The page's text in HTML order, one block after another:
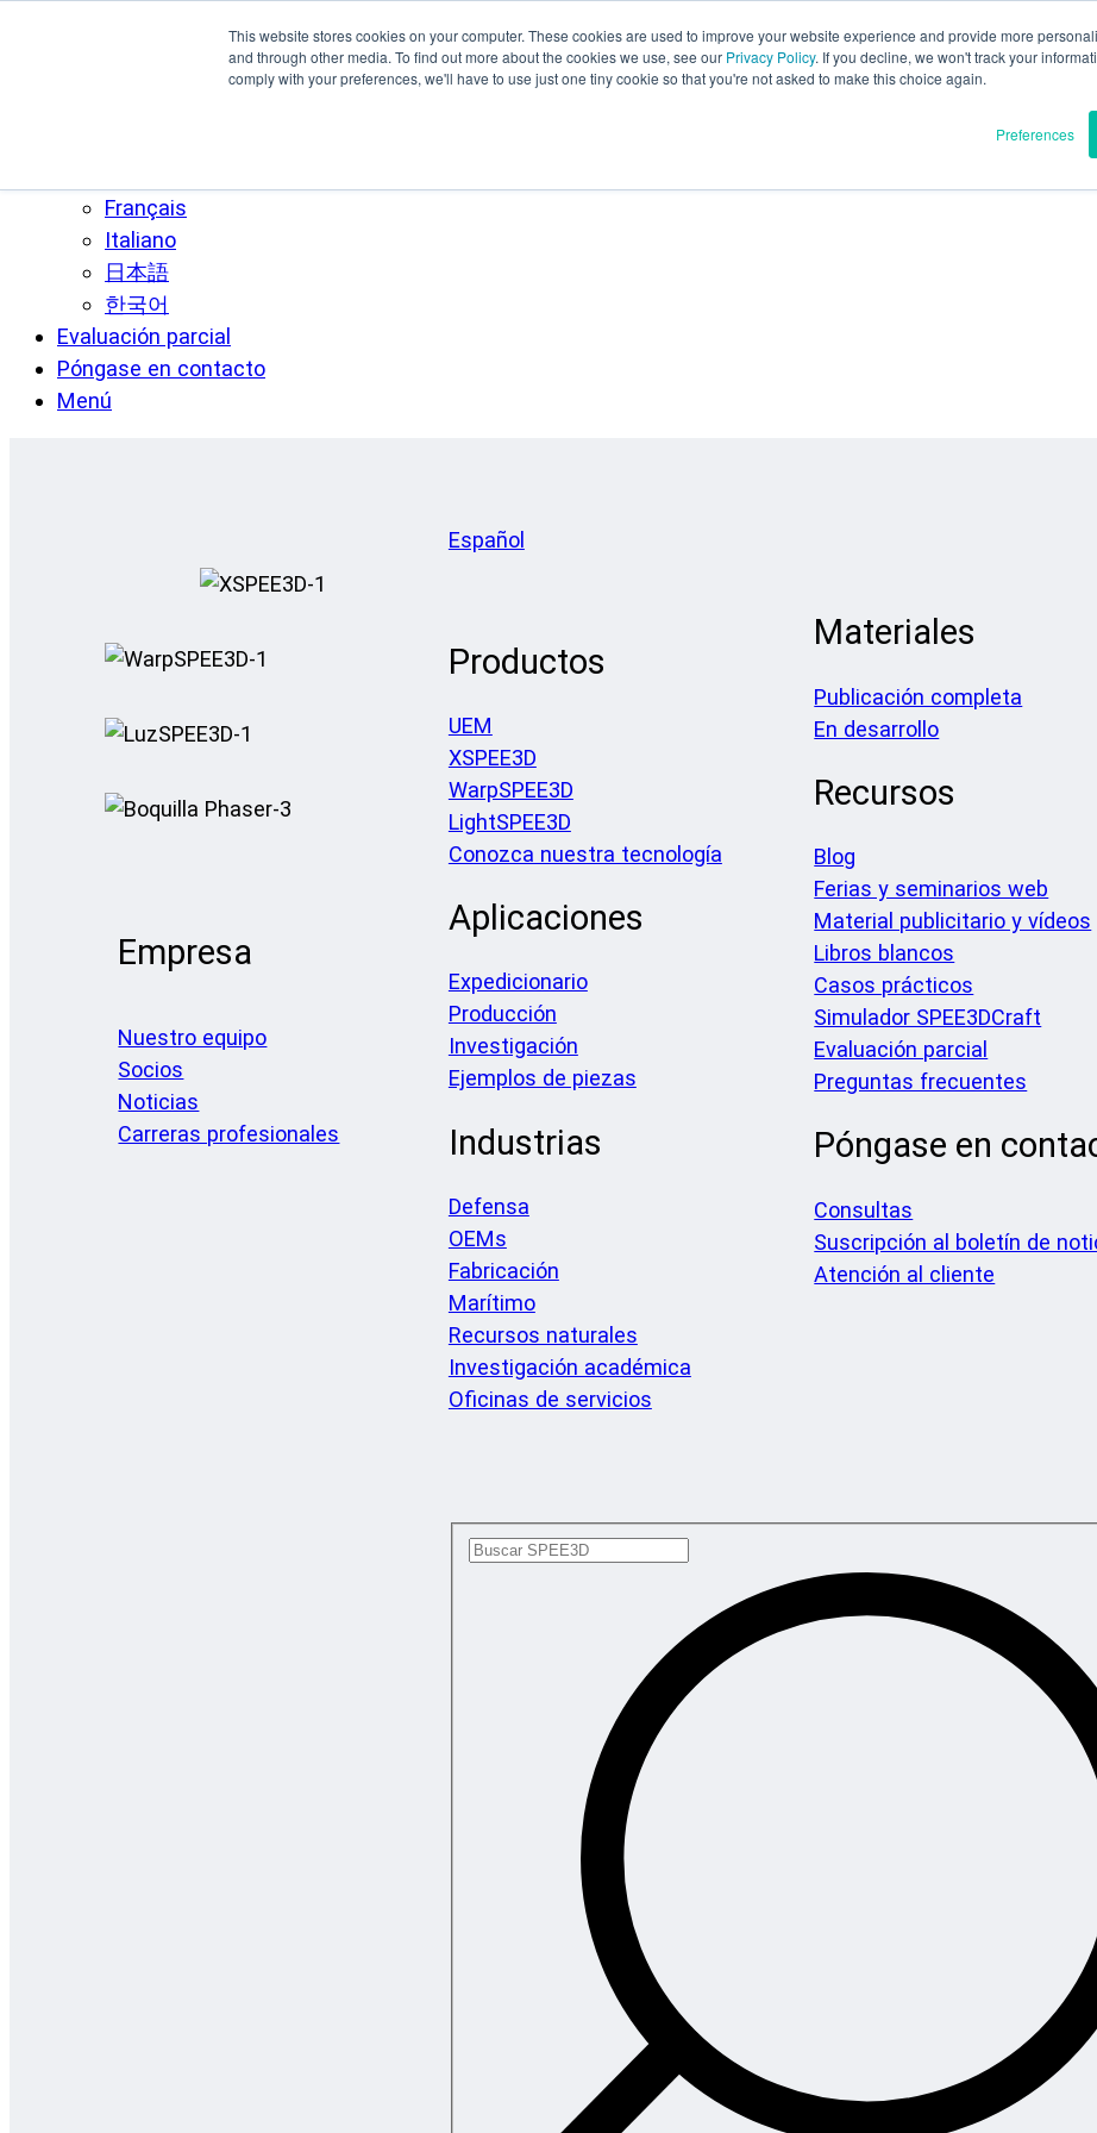
This website stores cookies on your computer. These cookies are used to improve your website experience and provide more
and through other media. To find out more about the cookies we use, see our Privacy Policy. If you decline, we won't track your
comply with your preferences, we'll have to use just one tiny cookie so that you're not asked to make this choice again.
Preferences
Ir al contenido principal
Français
Italiano
日本語
한국어
Evaluación parcial
Póngase en contacto
Menú
Empresa
Nuestro equipo
Socios
Noticias
Carreras profesionales
Español
Productos
UEM
XSPEE3D
WarpSPEE3D
LightSPEE3D
Conozca nuestra tecnología
Aplicaciones
Expedicionario
Producción
Investigación
Ejemplos de piezas
Industrias
Defensa
OEMs
Fabricación
Marítimo
Recursos naturales
Investigación académica
Oficinas de servicios
Materiales
Publicación completa
En desarrollo
Recursos
Blog
Ferias y seminarios web
Material publicitario y vídeos
Libros blancos
Casos prácticos
Simulador SPEE3DCraft
Evaluación parcial
Preguntas frecuentes
Póngase en
Consultas
Suscripción al boletín de
Atención al cliente